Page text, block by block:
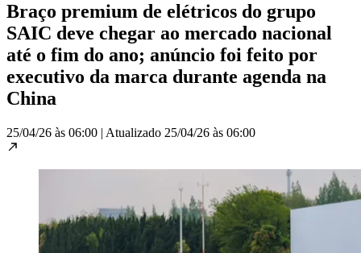
Braço premium de elétricos do grupo
SAIC deve chegar ao mercado nacional
até o fim do ano; anúncio foi feito por
executivo da marca durante agenda na
China
25/04/26 às 06:00 | Atualizado 25/04/26 às 06:00